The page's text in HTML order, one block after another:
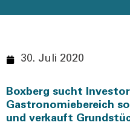
30. Juli 2020
Boxberg sucht
Gastronomiebereich
und verkauft